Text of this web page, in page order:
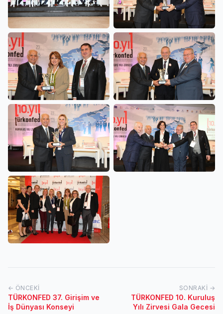
← ÖNCEKI
TÜRKONFED 37. Girişim ve
İş Dünyası Konseyi
SONRAKI →
TÜRKONFED 10. Kuruluş
Yılı Zirvesi Gala Gecesi